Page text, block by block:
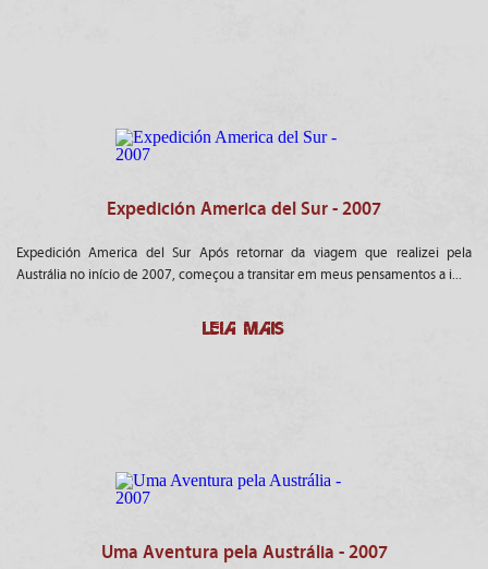
Expedición America del Sur - 2007
Expedición America del Sur Após retornar da viagem que realizei pela
Austrália no início de 2007, começou a transitar em meus pensamentos a i...
LEIA MAIS
Uma Aventura pela Austrália - 2007